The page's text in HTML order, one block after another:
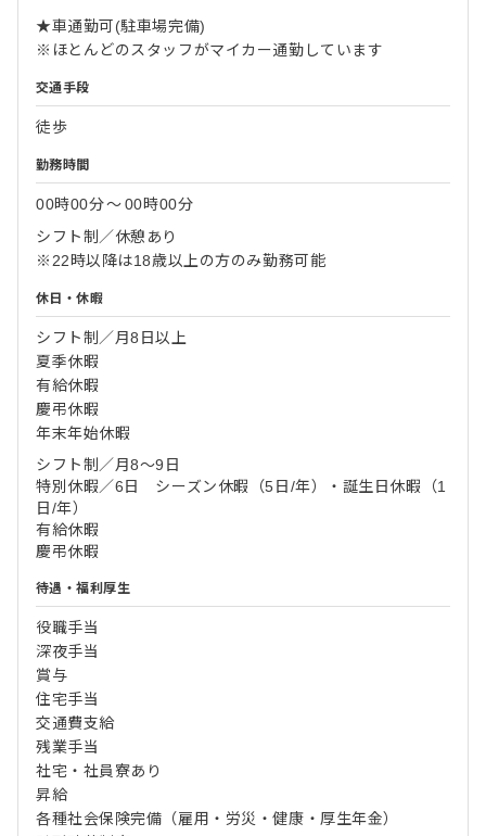
★車通勤可(駐車場完備)
※ほとんどのスタッフがマイカー通勤しています
交通手段
徒歩
勤務時間
00時00分〜00時00分
シフト制／休憩あり
※22時以降は18歳以上の方のみ勤務可能
休日・休暇
シフト制／月8日以上
夏季休暇
有給休暇
慶弔休暇
年末年始休暇
シフト制／月8～9日
特別休暇／6日 シーズン休暇（5日/年）・誕生日休暇（1
日/年）
有給休暇
慶弔休暇
待遇・福利厚生
役職手当
深夜手当
賞与
住宅手当
交通費支給
残業手当
社宅・社員寮あり
昇給
各種社会保険完備（雇用・労災・健康・厚生年金）